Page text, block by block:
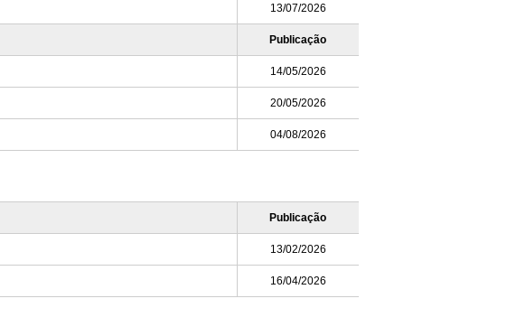
13/07/2026
Publicação
14/05/2026
20/05/2026
04/08/2026
Publicação
13/02/2026
16/04/2026